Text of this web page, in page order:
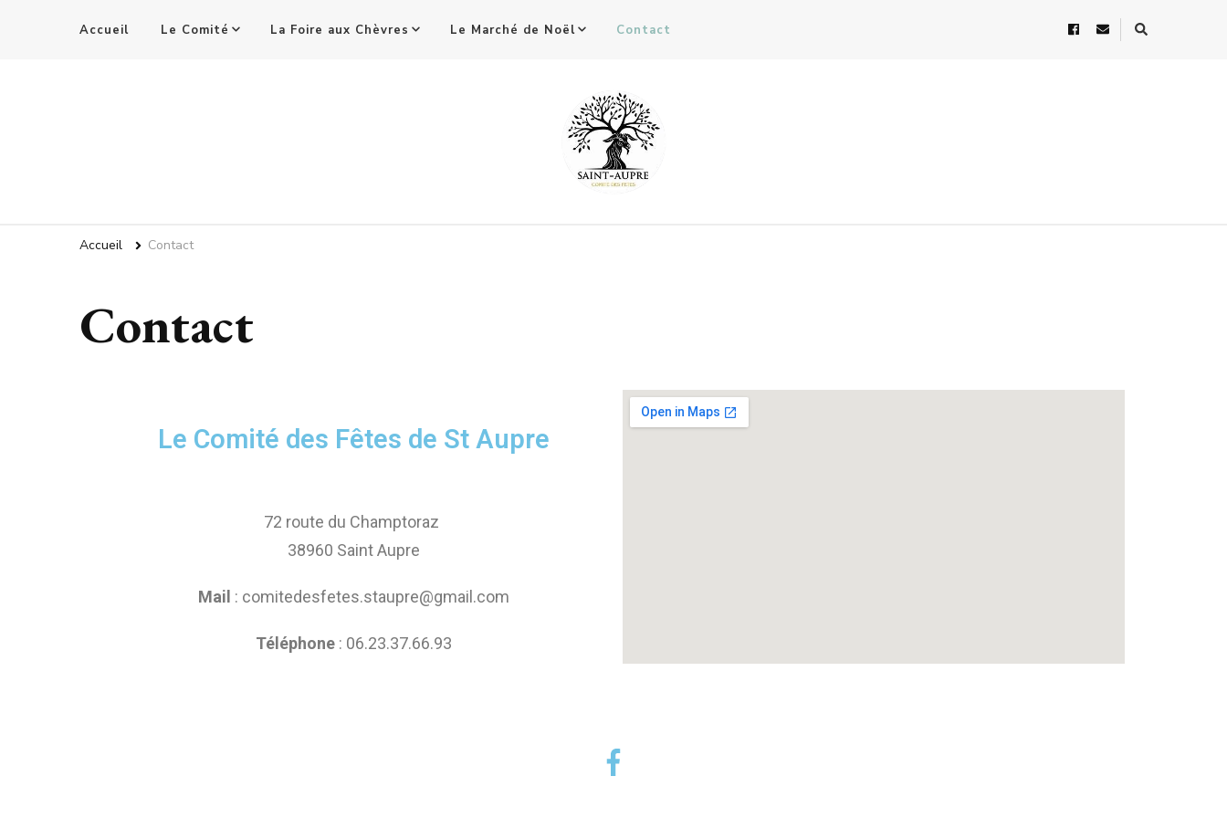
Accueil Le Comité La Foire aux Chèvres Le Marché de Noël Contact
Accueil Contact
Contact
Le Comité des Fêtes de St Aupre
72 route du Champtoraz
38960 Saint Aupre
Mail : comitedesfetes.staupre@gmail.com
Téléphone: 06.23.37.66.93